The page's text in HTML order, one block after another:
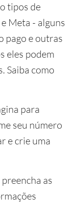
tipos de
Meta - alguns
pago e outras
eles podem
Saiba como
para
seu número
e crie uma
as